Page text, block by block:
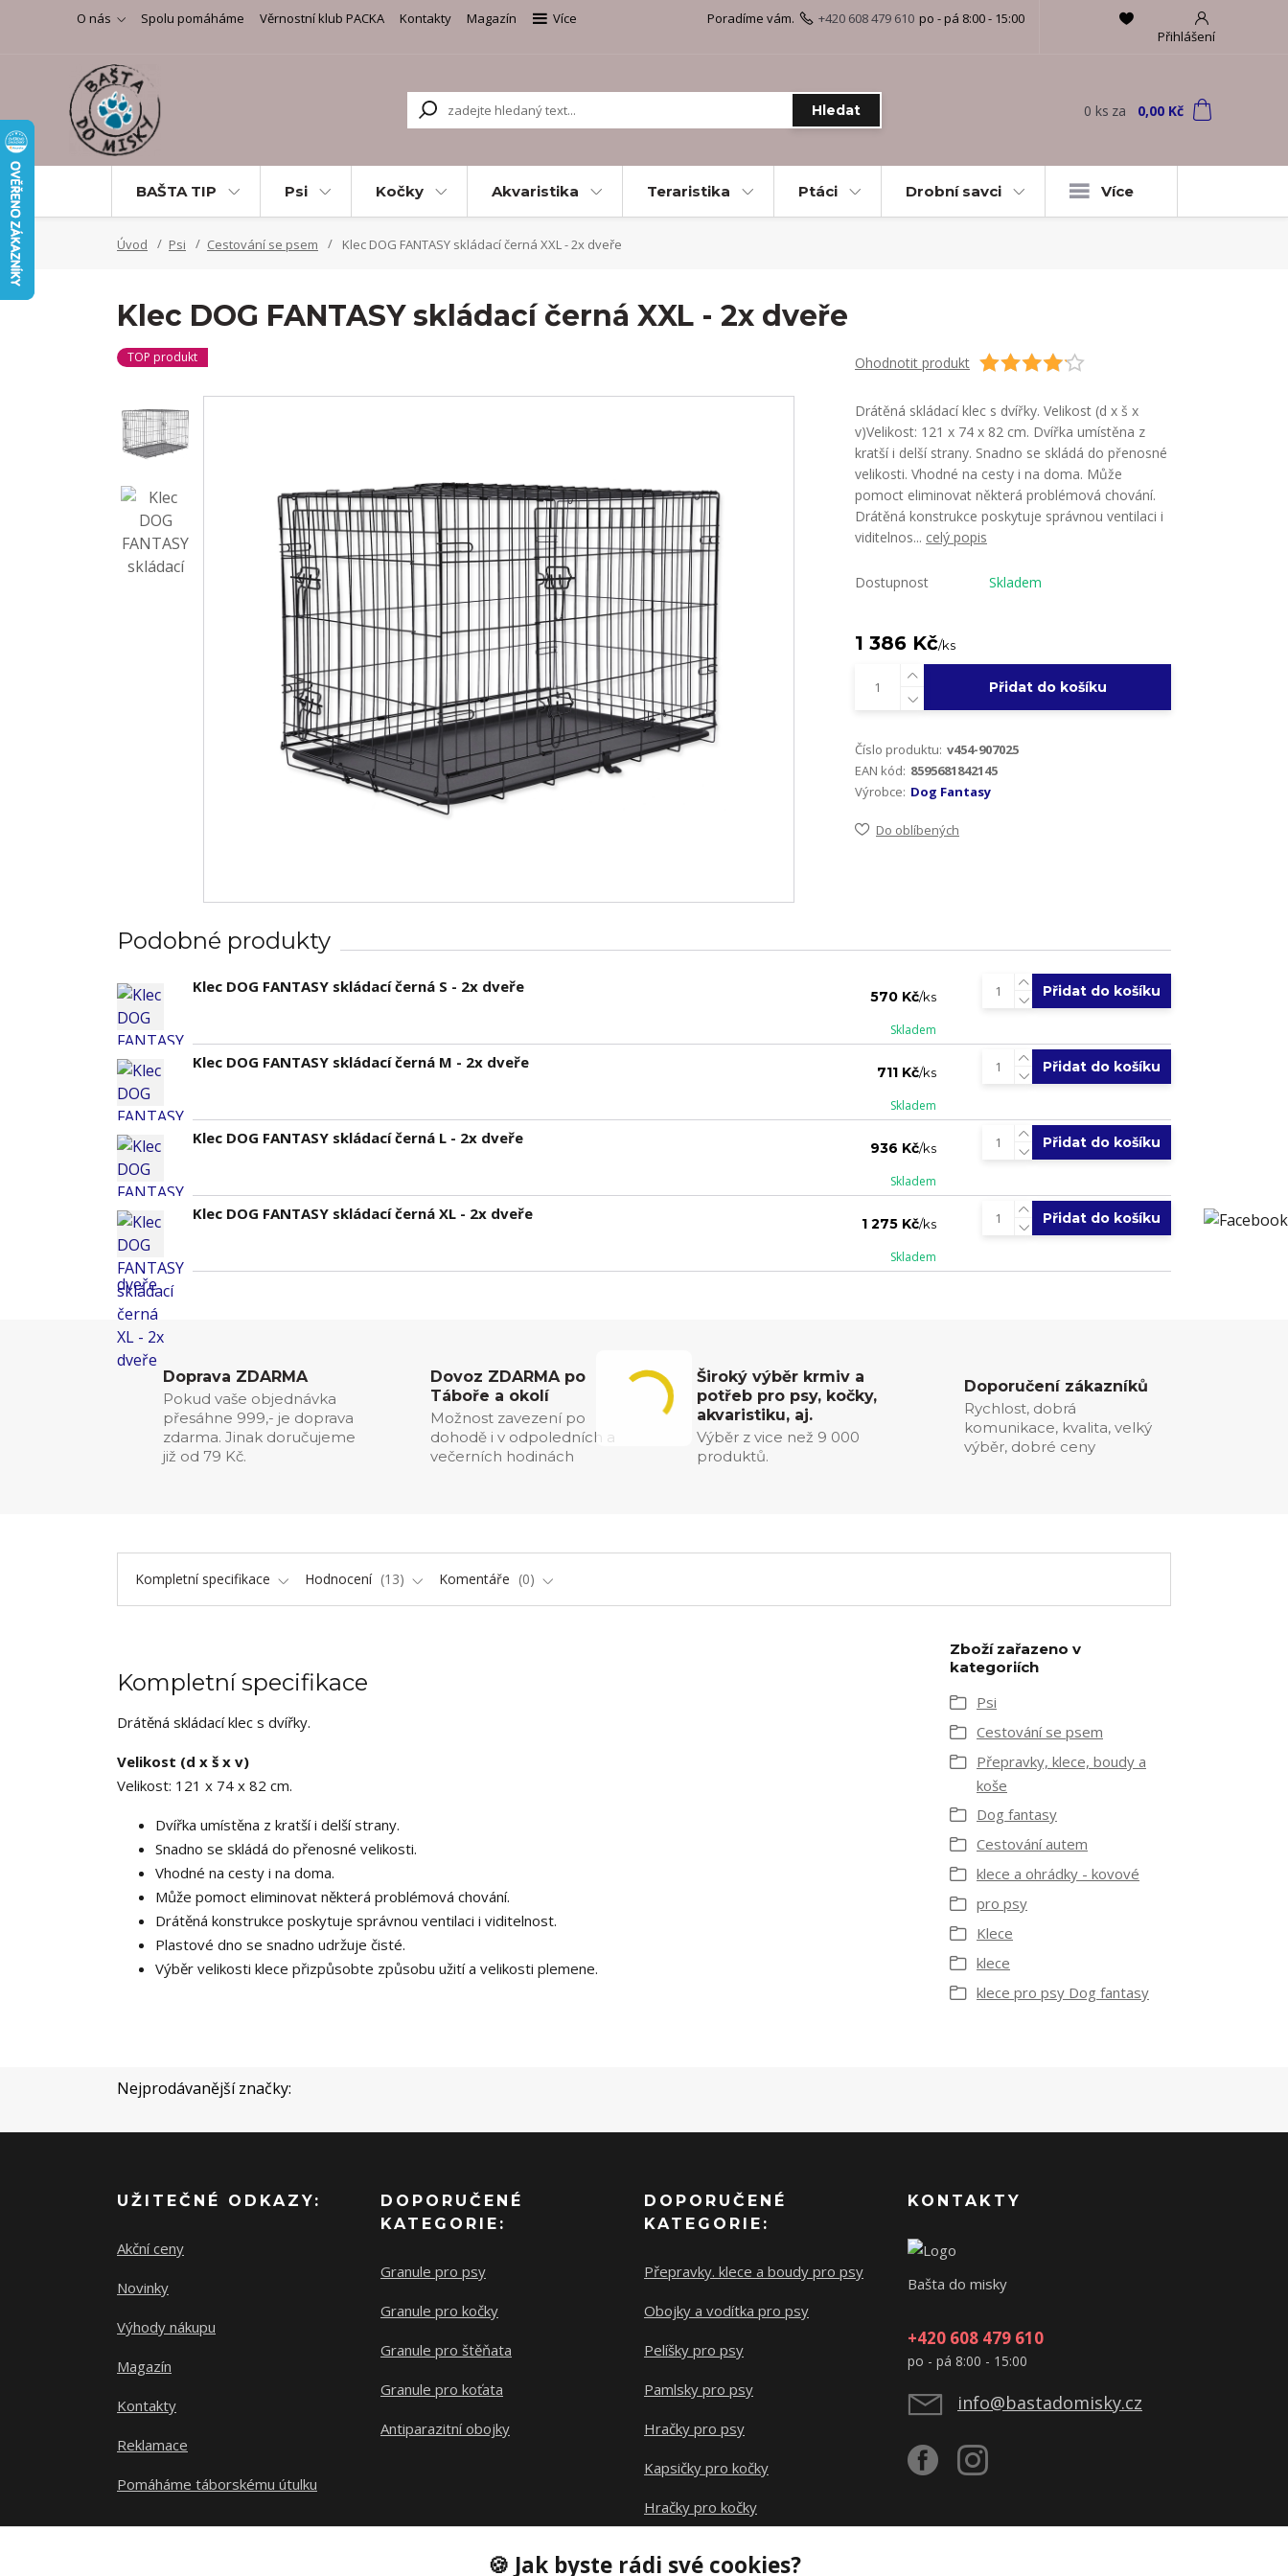
O nás Spolu pomáháme Věrnostní klub PACKA Kontakty Magazín
Více
Přihlášení
Hledat
Poradíme vám. +420 608 479 610 po - pá 8:00 - 15:00
0 ks za 0,00 Kč
BAŠTA TIP Psi Kočky Akvaristika Teraristika Ptáci Drobní savci Více
Úvod Psi Cestování se psem Klec DOG FANTASY skládací černá XXL - 2x dveře
Klec DOG FANTASY skládací černá XXL - 2x dveře
TOP produkt Ohodnotit produkt
Drátěná skládací klec s dvířky. Velikost (d x š x
v)Velikost: 121 x 74 x 82 cm. Dvířka umístěna z
kratší i delší strany. Snadno se skládá do přenosné
velikosti. Vhodné na cesty i na doma. Může
pomoct eliminovat některá problémová chování.
Drátěná konstrukce poskytuje správnou ventilaci i
viditelnos... celý popis
Dostupnost Skladem
1 386 Kč/ks
Přidat do košíku
Číslo produktu: v454-907025
EAN kód: 8595681842145
Výrobce: Dog Fantasy
Do oblíbených
Podobné produkty
Klec DOG FANTASY skládací černá S - 2x dveře
570 Kč/ks
Skladem
Přidat do košíku
Klec DOG FANTASY skládací černá M - 2x dveře
711 Kč/ks
Skladem
Přidat do košíku
Klec DOG FANTASY skládací černá L - 2x dveře
936 Kč/ks
Skladem
Přidat do košíku
Klec DOG FANTASY skládací černá XL - 2x dveře
1 275 Kč/ks
Skladem
Přidat do košíku
Doprava ZDARMA
Pokud vaše objednávka
přesáhne 999,- je doprava
zdarma. Jinak doručujeme
již od 79 Kč.
Dovoz ZDARMA po
Táboře a okolí
Možnost zavezení po
dohodě i v odpoledních a
večerních hodinách
Široký výběr krmiv a
potřeb pro psy, kočky,
akvaristiku, aj.
Výběr z vice než 9 000
produktů.
Doporučení zákazníků
Rychlost, dobrá
komunikace, kvalita, velký
výběr, dobré ceny
Kompletní specifikace Hodnocení 13 Komentáře 0
Kompletní specifikace
Drátěná skládací klec s dvířky.
Velikost (d x š x v)
Velikost: 121 x 74 x 82 cm.
Dvířka umístěna z kratší i delší strany.
Snadno se skládá do přenosné velikosti.
Vhodné na cesty i na doma.
Může pomoct eliminovat některá problémová chování.
Drátěná konstrukce poskytuje správnou ventilaci i viditelnost.
Plastové dno se snadno udržuje čisté.
Výběr velikosti klece přizpůsobte způsobu užití a velikosti plemene.
Zboží zařazeno v
kategoriích
Psi
Cestování se psem
Přepravky, klece, boudy a
koše
Dog fantasy
Cestování autem
klece a ohrádky - kovové
pro psy
Klece
klece
klece pro psy Dog fantasy
Nejprodávanější značky:
UŽITEČNÉ ODKAZY:
Akční ceny
Novinky
Výhody nákupu
Magazín
Kontakty
Reklamace
Pomáháme táborskému útulku
DOPORUČENÉ
KATEGORIE:
Granule pro psy
Granule pro kočky
Granule pro štěňata
Granule pro koťata
Antiparazitní obojky
DOPORUČENÉ
KATEGORIE:
Přepravky. klece a boudy pro psy
Obojky a vodítka pro psy
Pelíšky pro psy
Pamlsky pro psy
Hračky pro psy
Kapsičky pro kočky
Hračky pro kočky
KONTAKTY
Bašta do misky
+420 608 479 610
po - pá 8:00 - 15:00
info@bastadomisky.cz
🍪 Jak byste rádi své cookies?